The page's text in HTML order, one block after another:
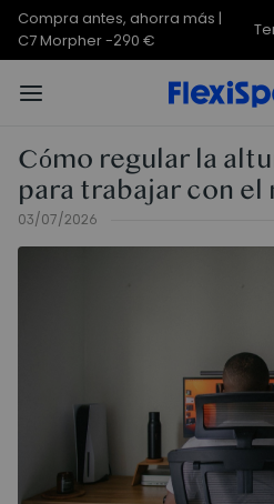
Compra antes, ahorra más |
C7 Morpher -290 €
Cómo regular la
para trabajar con
03/07/2026